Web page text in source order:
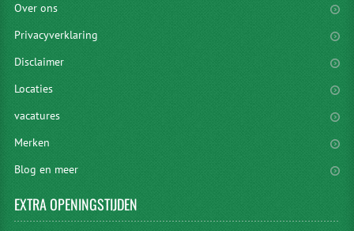
Over ons
Privacyverklaring
Disclaimer
Locaties
vacatures
Merken
Blog en meer
EXTRAOPENINGSTIJDEN